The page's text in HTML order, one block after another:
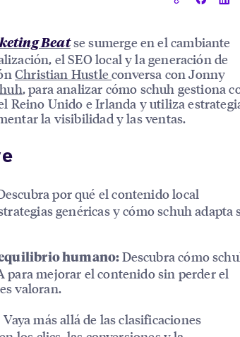
Beatse sumerge en el cambiante
el SEO local y la generación de
Christian Hustleconversa con Jonny
, para analizar cómo schuh gestiona
Reino Unido e Irlanda y utiliza
la visibilidad y las ventas.
por qué el contenido local
genéricas y cómo schuh adapta
humano: Descubra cómo
para mejorar el contenido sin perder el
valoran.
Vaya más allá de las clasificaciones